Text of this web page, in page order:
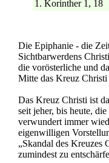
1. Korinther 1, 18
Die Epiphanie - die
Sichtbarwerdens
die vorösterliche und
Mitte das Kreuz Christi
Das Kreuz Christi ist
seit jeher, bis heute,
verwundert immer
eigenwilligen
„Skandal des Kreuzes
zumindest zu